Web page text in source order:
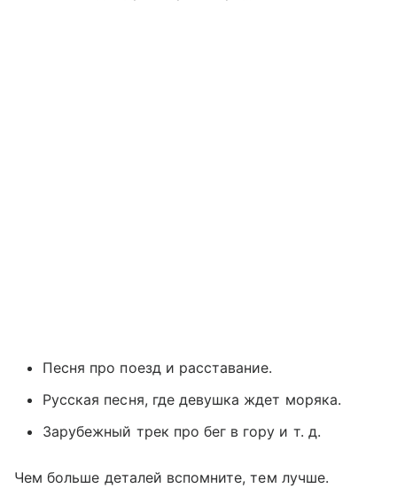
Песня про поезд и расставание.
Русская песня, где девушка ждет моряка.
Зарубежный трек про бег в гору и т. д.
Чем больше деталей вспомните, тем лучше.